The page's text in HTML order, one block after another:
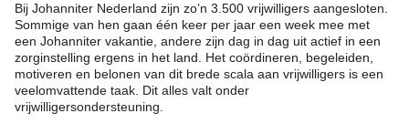
Bij Johanniter Nederland zijn zo’n 3.500 vrijwilligers aangesloten.
Sommige van hen gaan één keer per jaar een week mee met
een Johanniter vakantie, andere zijn dag in dag uit actief in een
zorginstelling ergens in het land. Het coördineren, begeleiden,
motiveren en belonen van dit brede scala aan vrijwilligers is een
veelomvattende taak. Dit alles valt onder
vrijwilligersondersteuning.